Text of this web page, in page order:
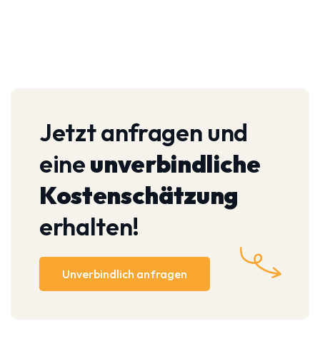
Jetzt anfragen und
eineunverbindliche
Kostenschätzung
erhalten!
Unverbindlich anfragen